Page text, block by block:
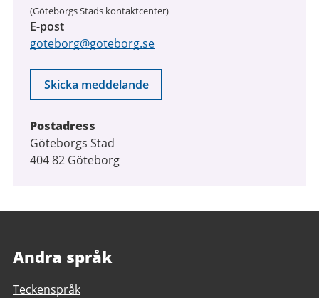
(Göteborgs Stads kontaktcenter)
E-post
goteborg@goteborg.se
Skicka meddelande
Postadress
Göteborgs Stad
404 82 Göteborg
Andra språk
Teckenspråk